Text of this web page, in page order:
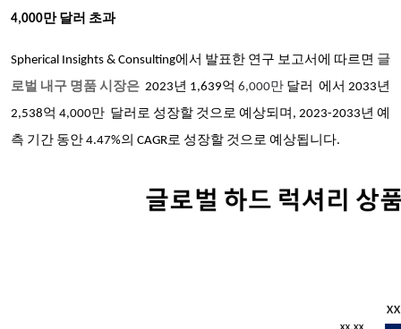
4,000만 달러 초과
Spherical Insights & Consulting에서 발표한 연구 보고서에 따르면 글
로벌 내구 명품 시장은 2023년 1,639억 6,000만 달러 에서 2033년
2,538억 4,000만 달러로 성장할 것으로 예상되며, 2023-2033년 예
측 기간 동안 4.47%의 CAGR로 성장할 것으로 예상됩니다.